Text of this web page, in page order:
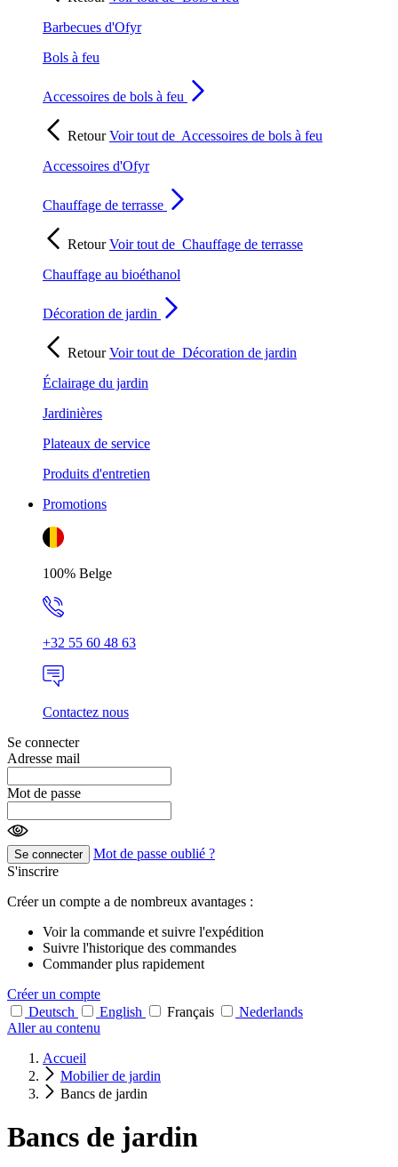
Barbecues d'Ofyr
Bols à feu
Accessoires de bols à feu
RetourVoir tout de Accessoires de bols à feu
Accessoires d'Ofyr
Chauffage de terrasse
RetourVoir tout de Chauffage de terrasse
Chauffage au bioéthanol
Décoration de jardin
RetourVoir tout de Décoration de jardin
Éclairage du jardin
Jardinières
Plateaux de service
Produits d'entretien
Promotions
100% Belge
+32 55 60 48 63
Contactez nous
Se connecter
Adresse mail
Mot de passe
Se connecter
Mot de passe oublié ?
S'inscrire
Créer un compte a de nombreux avantages :
Voir la commande et suivre l'expédition
Suivre l'historique des commandes
Commander plus rapidement
Créer un compte
Deutsch
English Français
Nederlands
Aller au contenu
Accueil
Mobilier de jardin
Bancs de jardin
Bancs de jardin